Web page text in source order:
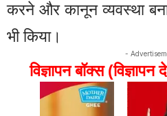
करने और कानून व्यवस्था
भी किया।
-
विज्ञापन बॉक्स